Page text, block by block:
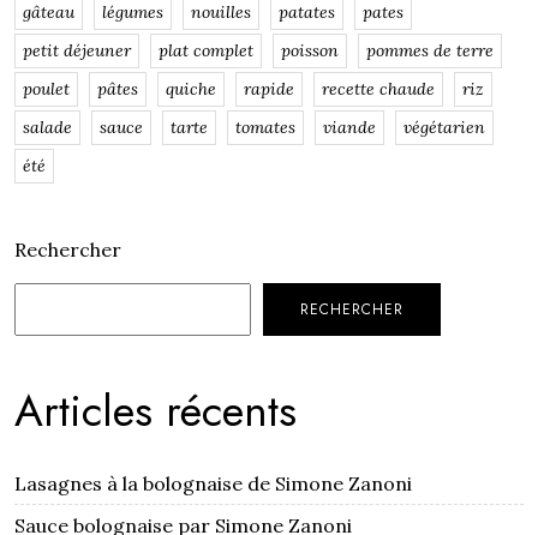
gâteau
légumes nouilles patates
pates
petit déjeuner
plat complet poisson
pommes de terre
poulet
pâtes quiche rapide recette chaude
riz
salade
sauce tarte tomates viande
végétarien
été
Rechercher
RECHERCHER
Articles récents
Lasagnes à la bolognaise de Simone Zanoni
Sauce bolognaise par Simone Zanoni